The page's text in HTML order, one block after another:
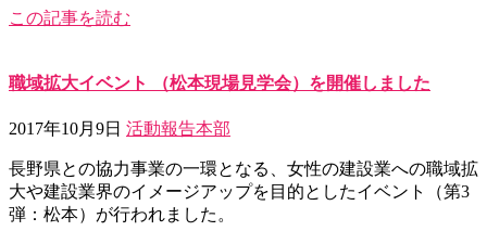
この記事を読む
職域拡大イベント （松本現場見学会）を開催しました
2017年10月9日 活動報告本部
長野県との協力事業の一環となる、女性の建設業への職域拡
大や建設業界のイメージアップを目的としたイベント（第3
弾：松本）が行われました。